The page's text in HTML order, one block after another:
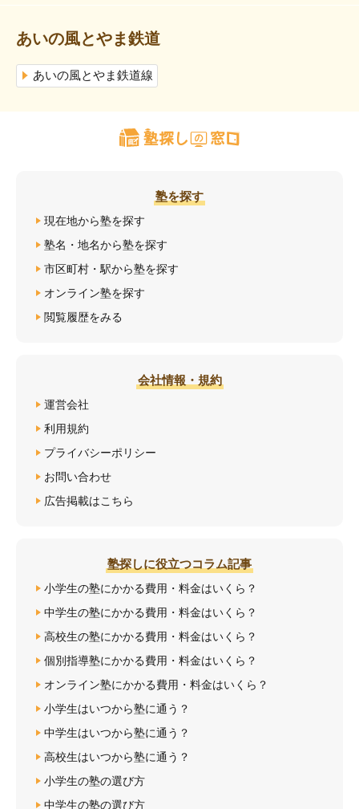
あいの風とやま鉄道
あいの風とやま鉄道線
塾を探す
現在地から塾を探す
塾名・地名から塾を探す
市区町村・駅から塾を探す
オンライン塾を探す
閲覧履歴をみる
会社情報・規約
運営会社
利用規約
プライバシーポリシー
お問い合わせ
広告掲載はこちら
塾探しに役立つコラム記事
小学生の塾にかかる費用・料金はいくら？
中学生の塾にかかる費用・料金はいくら？
高校生の塾にかかる費用・料金はいくら？
個別指導塾にかかる費用・料金はいくら？
オンライン塾にかかる費用・料金はいくら？
小学生はいつから塾に通う？
中学生はいつから塾に通う？
高校生はいつから塾に通う？
小学生の塾の選び方
中学生の塾の選び方